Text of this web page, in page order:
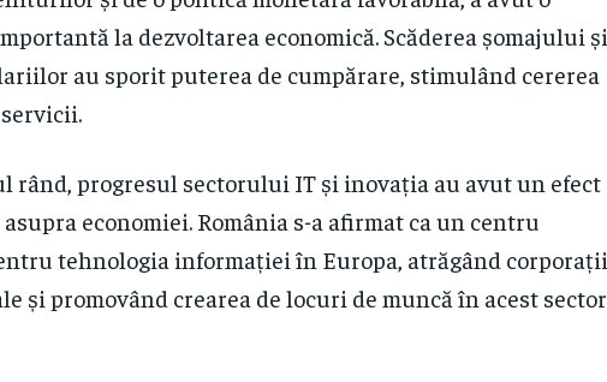
la dezvoltarea economică. Scăderea șomajului și
au sporit puterea de cumpărare, stimulând cererea
rând, progresul sectorului IT și inovația au avut un efect
economiei. România s-a afirmat ca un centru
tehnologia informației în Europa, atrăgând corporații
și promovând crearea de locuri de muncă în acest sector